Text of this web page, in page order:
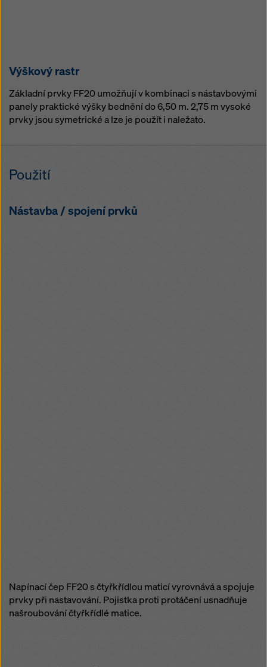
Výškový rastr
Základní prvky FF20 umožňují v kombinaci s nástavbovými
panely praktické výšky bednění do 6,50 m. 2,75 m vysoké
prvky jsou symetrické a lze je použít i naležato.
Použití
Nástavba / spojení prvků
Napínací čep FF20 s čtyřkřídlou maticí vyrovnává a spojuje
prvky při nastavování. Pojistka proti protáčení usnadňuje
našroubování čtyřkřídlé matice.